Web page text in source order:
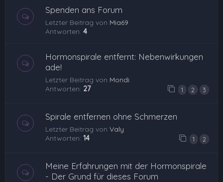
Spenden ans Forum
Letzter Beitrag von Mia69
Antworten: 4
Hormonspirale entfernt: Nebenwirkungen
ade!
Letzter Beitrag von Mondi
Antworten: 27 1 2 3
Spirale entfernen ohne Schmerzen
Letzter Beitrag von Valy
Antworten: 14 1 2
Meine Erfahrungen mit der Hormonspirale
- Der Grund für dieses Forum